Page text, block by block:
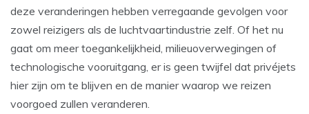
deze veranderingen hebben verregaande gevolgen voor
zowel reizigers als de luchtvaartindustrie zelf. Of het nu
gaat om meer toegankelijkheid, milieuoverwegingen of
technologische vooruitgang, er is geen twijfel dat privéjets
hier zijn om te blijven en de manier waarop we reizen
voorgoed zullen veranderen.